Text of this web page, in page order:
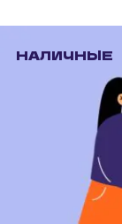
НАЛИЧНЫЕ